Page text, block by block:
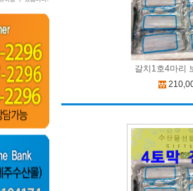
갈치1호4마리